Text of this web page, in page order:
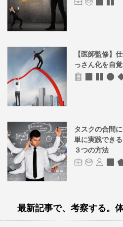
【医師監修】
っさん化を自
タスクの合間
単に実践でき
３つの方法
最新記事で、考察する。